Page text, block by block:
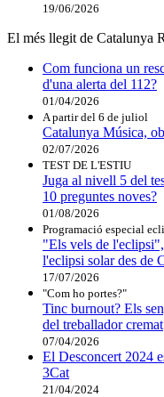
19/06/2026
El més llegit de Catalunya
Com funciona un
d'una alerta del 112?
01/04/2026
A partir del 6 de juliol
Catalunya Música,
02/07/2026
TEST DE L'ESTIU
Juga al nivell 5 del
10 preguntes noves?
01/08/2026
Programació especial
"Els vels de
l'eclipsi solar des de
17/07/2026
"Com ho portes?"
Tinc burnout? Els
del treballador cremat
07/04/2026
El Desconcert 2024
3Cat
21/04/2024